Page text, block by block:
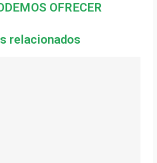
OFRECER
relacionados